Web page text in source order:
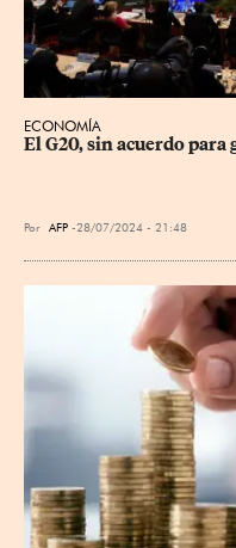
ECONOMÍA
El G20, sin acuerdo
Por AFP 28/07/2024 - 21:48